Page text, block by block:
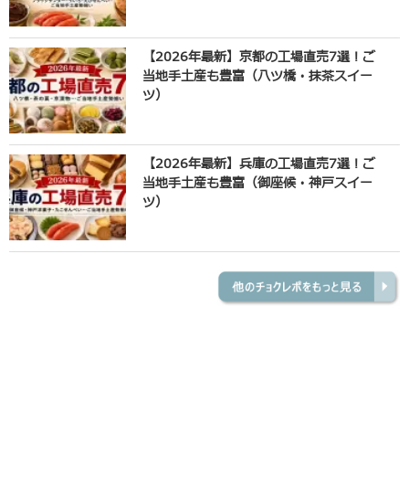
【2026年最新】京都の工場直売7選！ご
当地手土産も豊富（八ツ橋・抹茶スイー
ツ）
【2026年最新】兵庫の工場直売7選！ご
当地手土産も豊富（御座候・神戸スイー
ツ）